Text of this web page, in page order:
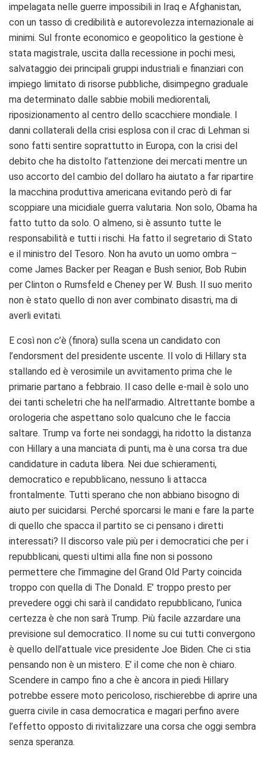
impelagata nelle guerre impossibili in Iraq e Afghanistan,
con un tasso di credibilità e autorevolezza internazionale ai
minimi. Sul fronte economico e geopolitico la gestione è
stata magistrale, uscita dalla recessione in pochi mesi,
salvataggio dei principali gruppi industriali e finanziari con
impiego limitato di risorse pubbliche, disimpegno graduale
ma determinato dalle sabbie mobili mediorentali,
riposizionamento al centro dello scacchiere mondiale. I
danni collaterali della crisi esplosa con il crac di Lehman si
sono fatti sentire soprattutto in Europa, con la crisi del
debito che ha distolto l’attenzione dei mercati mentre un
uso accorto del cambio del dollaro ha aiutato a far ripartire
la macchina produttiva americana evitando però di far
scoppiare una micidiale guerra valutaria. Non solo, Obama ha
fatto tutto da solo. O almeno, si è assunto tutte le
responsabilità e tutti i rischi. Ha fatto il segretario di Stato
e il ministro del Tesoro. Non ha avuto un uomo ombra –
come James Backer per Reagan e Bush senior, Bob Rubin
per Clinton o Rumsfeld e Cheney per W. Bush. Il suo merito
non è stato quello di non aver combinato disastri, ma di
averli evitati.
E così non c’è (finora) sulla scena un candidato con
l’endorsment del presidente uscente. Il volo di Hillary sta
stallando ed è verosimile un avvitamento prima che le
primarie partano a febbraio. Il caso delle e-mail è solo uno
dei tanti scheletri che ha nell’armadio. Altrettante bombe a
orologeria che aspettano solo qualcuno che le faccia
saltare. Trump va forte nei sondaggi, ha ridotto la distanza
con Hillary a una manciata di punti, ma è una corsa tra due
candidature in caduta libera. Nei due schieramenti,
democratico e repubblicano, nessuno li attacca
frontalmente. Tutti sperano che non abbiano bisogno di
aiuto per suicidarsi. Perché sporcarsi le mani e fare la parte
di quello che spacca il partito se ci pensano i diretti
interessati? Il discorso vale più per i democratici che per i
repubblicani, questi ultimi alla fine non si possono
permettere che l’immagine del Grand Old Party coincida
troppo con quella di The Donald. E’ troppo presto per
prevedere oggi chi sarà il candidato repubblicano, l’unica
certezza è che non sarà Trump. Più facile azzardare una
previsione sul democratico. Il nome su cui tutti convergono
è quello dell’attuale vice presidente Joe Biden. Che ci stia
pensando non è un mistero. E’ il come che non è chiaro.
Scendere in campo fino a che è ancora in piedi Hillary
potrebbe essere moto pericoloso, rischierebbe di aprire una
guerra civile in casa democratica e magari perfino avere
l’effetto opposto di rivitalizzare una corsa che oggi sembra
senza speranza.